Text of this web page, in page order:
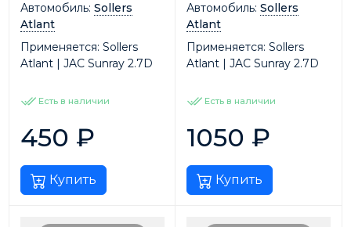
Автомобиль: Sollers
Atlant
Применяется: Sollers
Atlant | JAC Sunray 2.7D
Есть в наличии
450 ₽
Купить
Автомобиль: Sollers
Atlant
Применяется: Sollers
Atlant | JAC Sunray 2.7D
Есть в наличии
1050 ₽
Купить